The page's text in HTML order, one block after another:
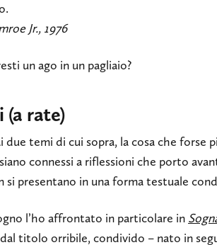
Jr., 1976
un ago in un pagliaio?
(a rate)
due temi di cui sopra, la cosa che forse
connessi a riflessioni che porto
si presentano in una forma testuale
l’ho affrontato in particolare in
titolo orribile, condivido – nato in